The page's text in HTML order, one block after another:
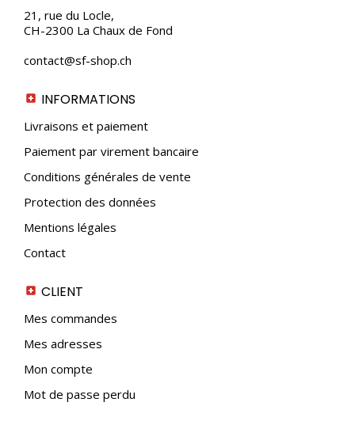
21, rue du Locle,
CH-2300 La Chaux de Fond
contact@sf-shop.ch
INFORMATIONS
Livraisons et paiement
Paiement par virement bancaire
Conditions générales de vente
Protection des données
Mentions légales
Contact
CLIENT
Mes commandes
Mes adresses
Mon compte
Mot de passe perdu